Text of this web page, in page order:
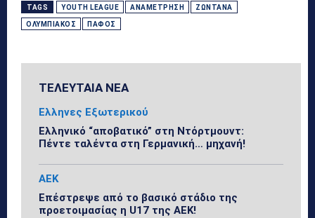
TAGS YOUTH LEAGUE ΑΝΑΜΈΤΡΗΣΗ ΖΩΝΤΑΝΆ
ΟΛΥΜΠΙΑΚΌΣ ΠΆΦΟΣ
ΤΕΛΕΥΤΑΙΑ ΝΕΑ
Ελληνες Εξωτερικού
Ελληνικό “αποβατικό” στη Ντόρτμουντ:
Πέντε ταλέντα στη Γερμανική… μηχανή!
ΑΕΚ
Επέστρεψε από το βασικό στάδιο της
προετοιμασίας η U17 της ΑΕΚ!